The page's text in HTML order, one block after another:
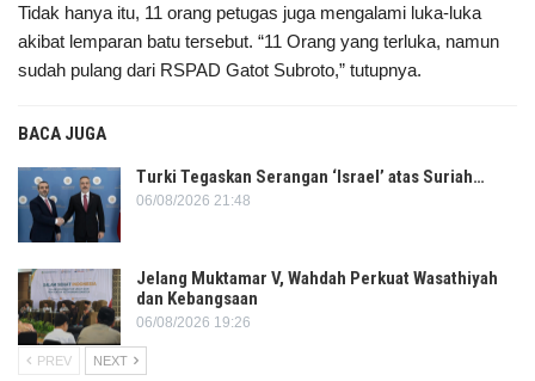
Tidak hanya itu, 11 orang petugas juga mengalami luka-luka
akibat lemparan batu tersebut. “11 Orang yang terluka, namun
sudah pulang dari RSPAD Gatot Subroto,” tutupnya.
BACA JUGA
Turki Tegaskan Serangan ‘Israel’ atas Suriah…
06/08/2026 21:48
Jelang Muktamar V, Wahdah Perkuat Wasathiyah
dan Kebangsaan
06/08/2026 19:26
PREV NEXT